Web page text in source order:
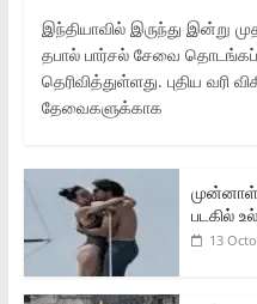
இந்தியாவில் இருந்து இன்று
தபால் பார்சல் சேவை
தெரிவித்துள்ளது. புதிய வரி
தேவைகளுக்காக
முன்னாள்
படகில்
13